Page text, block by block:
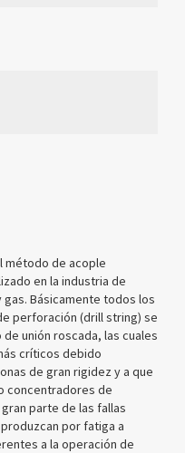
método de acople
en la industria de
Básicamente todos los
perforación (drill string) se
unión roscada, las cuales
críticos debido
de gran rigidez y a que
concentradores de
parte de las fallas
por fatiga a
a la operación de